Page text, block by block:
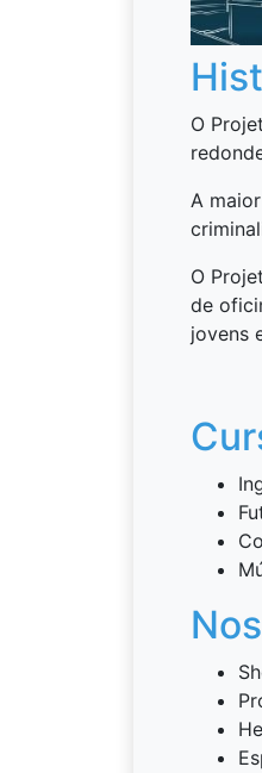
O
A
O
de
jovens